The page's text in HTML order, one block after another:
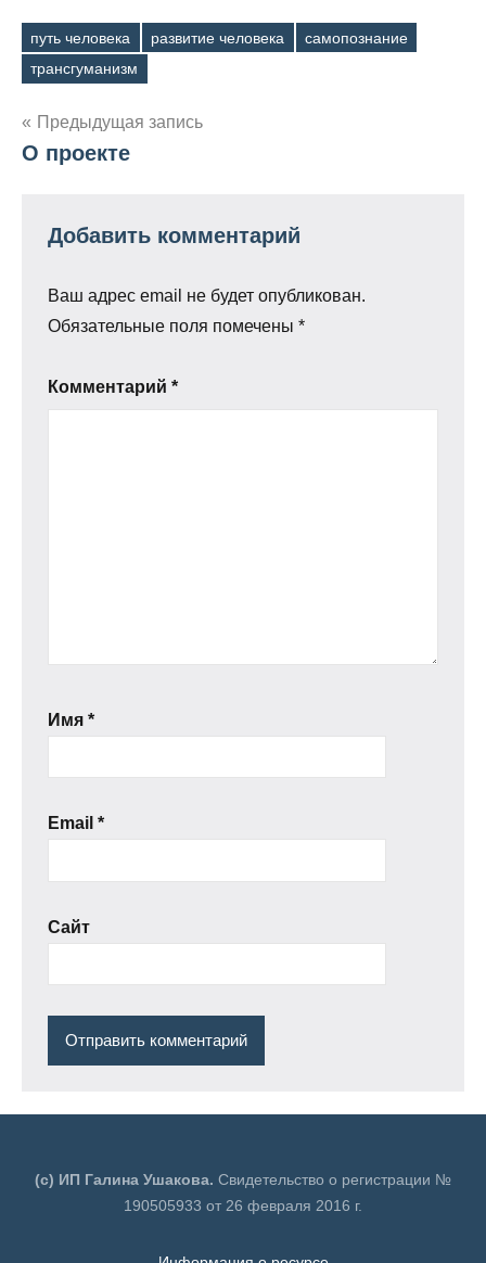
Метки
путь человека развитие человека
самопознание
трансгуманизм
Навигация
по
Предыдущая запись
О проекте
Добавить комментарий
Ваш адрес email не будет опубликован.
Обязательные поля помечены *
Комментарий *
Имя *
Email *
Сайт
(с) ИП Галина Ушакова. Свидетельство о регистрации №
190505933 от 26 февраля 2016 г.